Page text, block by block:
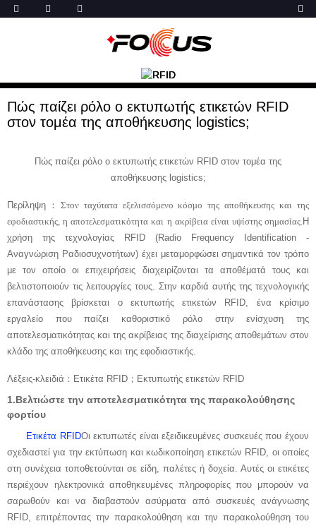
Πώς παίζει ρόλο ο εκτυπωτής ετικετών RFID
στον τομέα της αποθήκευσης logistics;
Πώς παίζει ρόλο ο εκτυπωτής ετικετών RFID στον τομέα της
αποθήκευσης logistics;
Περίληψη ： Στον ταχύτατα εξελισσόμενο κόσμο της αποθήκευσης και της
εφοδιαστικής, η αποτελεσματικότητα και η ακρίβεια είναι υψίστης σημασίας. Η
χρήση της τεχνολογίας RFID (Radio Frequency Identification -
Αναγνώριση Ραδιοσυχνοτήτων) έχει μεταμορφώσει σημαντικά τον τρόπο
με τον οποίο οι επιχειρήσεις διαχειρίζονται τα αποθέματά τους και
βελτιστοποιούν τις λειτουργίες τους. Στην καρδιά αυτής της τεχνολογικής
επανάστασης βρίσκεται ο εκτυπωτής ετικετών RFID, ένα κρίσιμο
εργαλείο που παίζει καθοριστικό ρόλο στην ενίσχυση της
αποτελεσματικότητας και της ακρίβειας της διαχείρισης αποθεμάτων στον
κλάδο της αποθήκευσης και της εφοδιαστικής.
Λέξεις-κλειδιά ： Ετικέτα RFID ； Εκτυπωτής ετικετών RFID
1.Βελτιώστε την αποτελεσματικότητα της παρακολούθησης
φορτίου
Ετικέτα RFIDΟι εκτυπωτές είναι εξειδικευμένες συσκευές που έχουν
σχεδιαστεί για την εκτύπωση και κωδικοποίηση ετικετών RFID, οι οποίες
στη συνέχεια τοποθετούνται σε είδη, παλέτες ή δοχεία. Αυτές οι ετικέτες
περιέχουν ηλεκτρονικά αποθηκευμένες πληροφορίες που μπορούν να
σαρωθούν και να διαβαστούν ασύρματα από συσκευές ανάγνωσης
RFID, επιτρέποντας την παρακολούθηση και την παρακολούθηση του